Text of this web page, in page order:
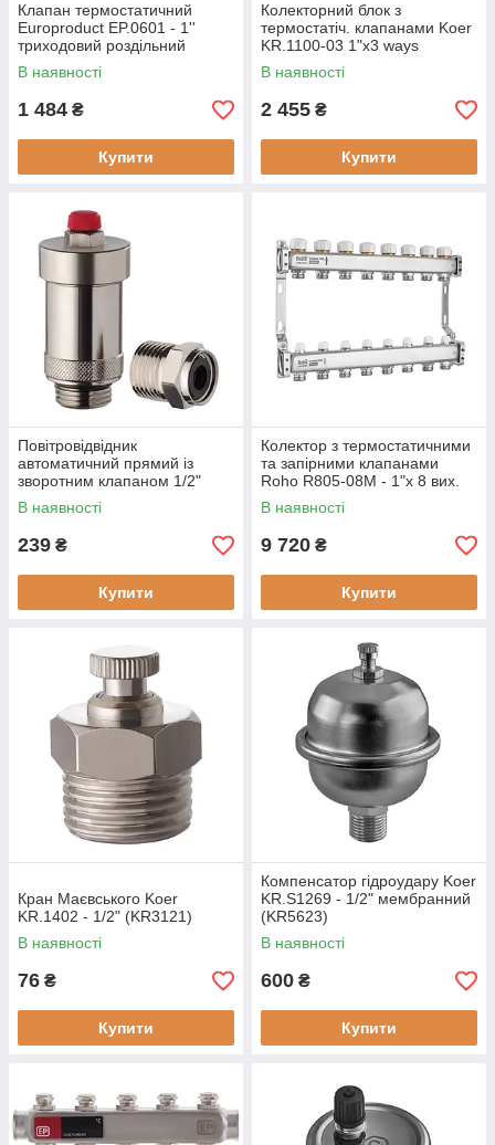
Клапан термостатичний
Europroduct EP.0601 - 1''
триходовий роздільний
(EP6134)
В наявності
1 484 ₴
Купити
Колекторний блок з
термостатіч. клапанами Koer
KR.1100-03 1"x3 ways
(KR2629)
В наявності
2 455 ₴
Купити
Повітровідвідник
автоматичний прямий із
зворотним клапаном 1/2"
Koer KR.1244 (KR3116)
В наявності
239 ₴
Купити
Колектор з термостатичними
та запірними клапанами
Roho R805-08M - 1"х 8 вих.
(RO1039)
В наявності
9 720 ₴
Купити
Кран Маєвського Koer
KR.1402 - 1/2" (KR3121)
В наявності
76 ₴
Купити
Компенсатор гідроудару Koer
KR.S1269 - 1/2" мембранний
(KR5623)
В наявності
600 ₴
Купити